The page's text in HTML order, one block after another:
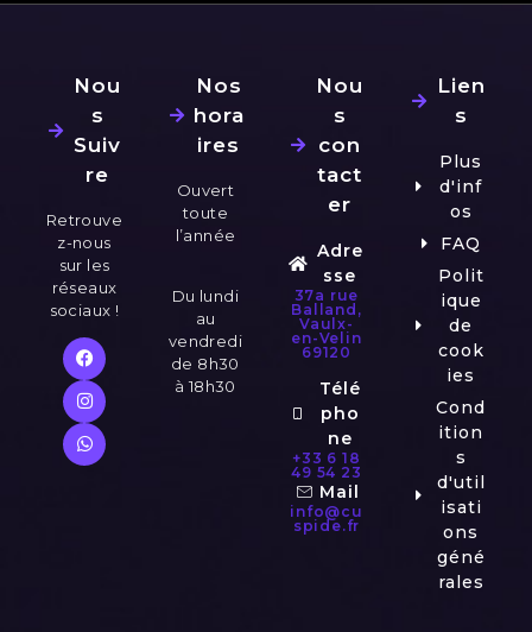
Nou
s
Suiv
re
Retrouve
z-nous
sur les
réseaux
sociaux !
Nos
hora
ires
Ouvert
toute
l’année
Du lundi
au
vendredi
de 8h30
à 18h30
Nou
s
con
tact
er
Adre
sse
37a rue
Balland,
Vaulx-
en-Velin
69120
Télé
pho
ne
+33 6 18
49 54 23
Mail
info@cu
spide.fr
Lien
s
Plus
d'inf
os
FAQ
Polit
ique
de
cook
ies
Cond
ition
s
d'util
isati
ons
géné
rales